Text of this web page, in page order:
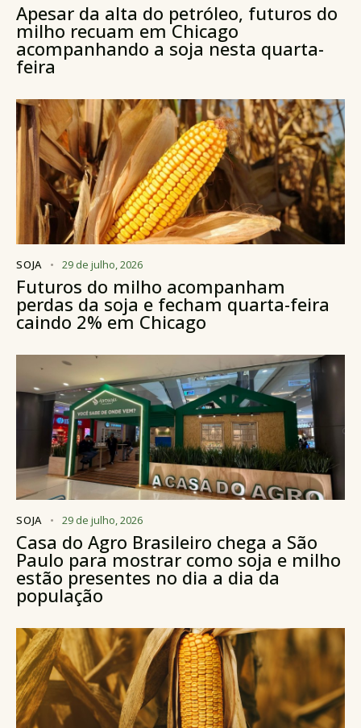
Apesar da alta do petróleo, futuros do
milho recuam em Chicago
acompanhando a soja nesta quarta-
feira
SOJA 29 de julho, 2026
Futuros do milho acompanham
perdas da soja e fecham quarta-feira
caindo 2% em Chicago
SOJA 29 de julho, 2026
Casa do Agro Brasileiro chega a São
Paulo para mostrar como soja e milho
estão presentes no dia a dia da
população